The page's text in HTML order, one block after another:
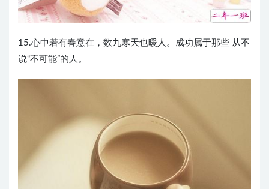
15.心中若有春意在，数九寒天也暖人。成功属于那些 从不
说“不可能”的人。 ​